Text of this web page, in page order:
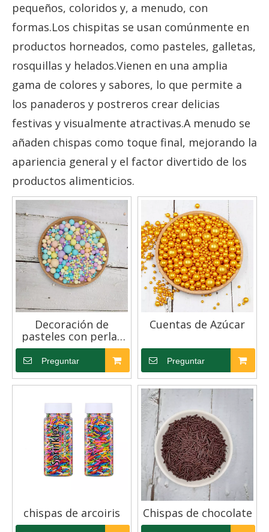
pequeños, coloridos y, a menudo, con
formas.Los chispitas se usan comúnmente en
productos horneados, como pasteles, galletas,
rosquillas y helados.Vienen en una amplia
gama de colores y sabores, lo que permite a
los panaderos y postreros crear delicias
festivas y visualmente atractivas.A menudo se
añaden chispas como toque final, mejorando la
apariencia general y el factor divertido de los
productos alimenticios.
Decoración de
pasteles con perlas
comestibles
Preguntar
Cuentas de Azúcar
Preguntar
chispas de arcoiris Chispas de chocolate